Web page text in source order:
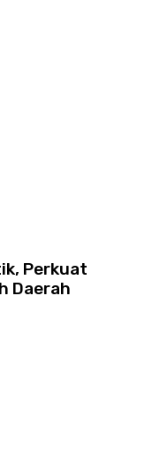
Perkuat
Daerah